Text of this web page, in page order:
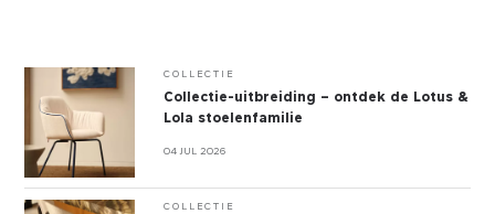
COLLECTIE
Collectie-uitbreiding – ontdek de Lotus &
Lola stoelenfamilie
04 JUL 2026
COLLECTIE